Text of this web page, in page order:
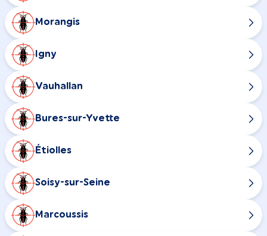
Morangis
Igny
Vauhallan
Bures-sur-Yvette
Étiolles
Soisy-sur-Seine
Marcoussis